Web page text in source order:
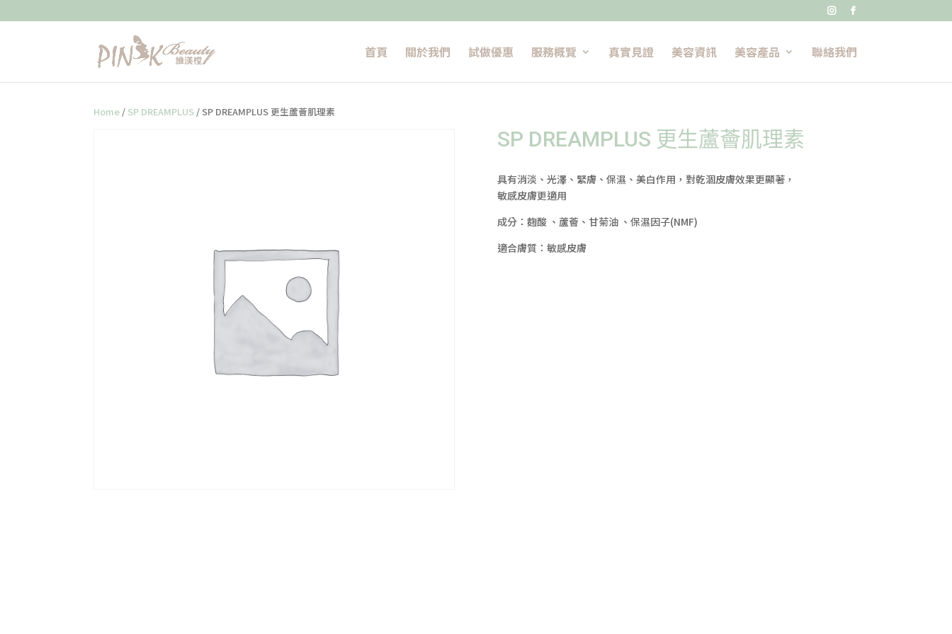
 
首頁 關於我們 試做優惠 服務概覽 真實見證 美容資訊 美容產品 聯絡我們
Home / SP DREAMPLUS / SP DREAMPLUS 更生蘆薈肌理素
SP DREAMPLUS 更生蘆薈肌理素
具有消淡、光澤、緊膚、保濕、美白作用，對乾涸皮膚效果更顯著，
敏感皮膚更適用
成分：麴酸 、蘆薈、甘菊油 、保濕因子(NMF)
適合膚質：敏感皮膚